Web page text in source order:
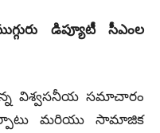
డిప్యూటీ సీఎంల
విశ్వసనీయ సమాచారం
మరియు సామాజిక